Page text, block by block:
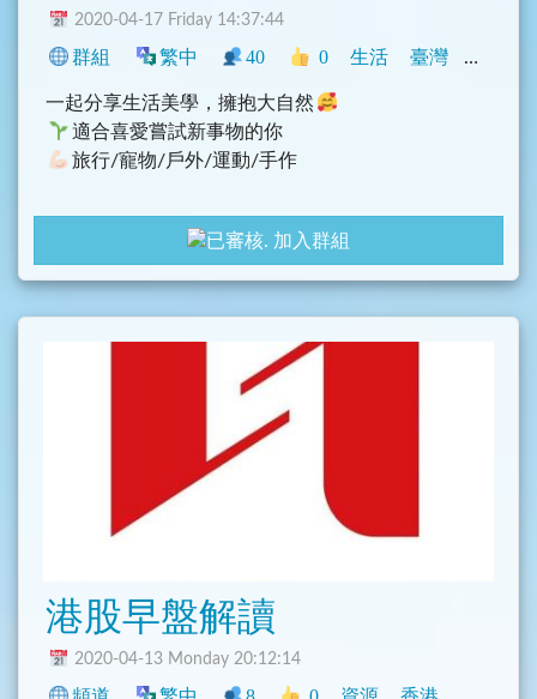
2020-04-17 Friday 14:37:44
群組 繁中 40 0 生活 臺灣 旅遊
一起分享生活美學，擁抱大自然
適合喜愛嘗試新事物的你
旅行/寵物/戶外/運動/手作
加入群組
港股早盤解讀
2020-04-13 Monday 20:12:14